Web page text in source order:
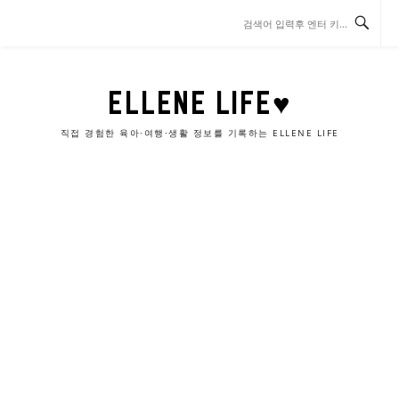
ELLENE LIFE♥
직접 경험한 육아·여행·생활 정보를 기록하는 ELLENE LIFE